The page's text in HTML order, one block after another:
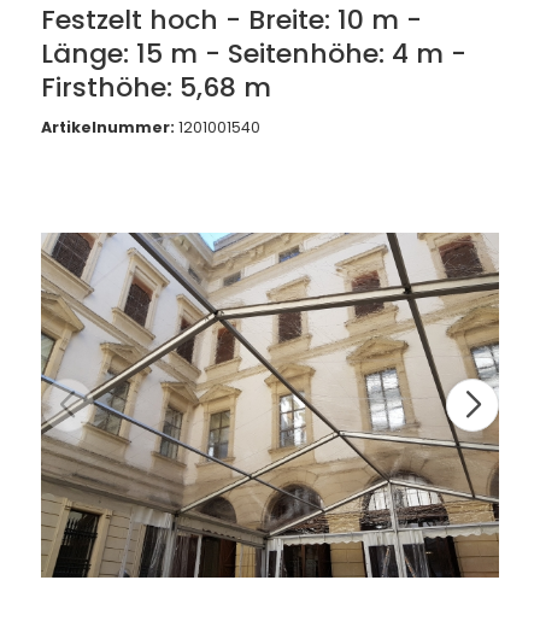
direkt
Festzelt hoch - Breite: 10 m -
Länge: 15 m - Seitenhöhe: 4 m -
Firsthöhe: 5,68 m
Artikelnummer: 1201001540